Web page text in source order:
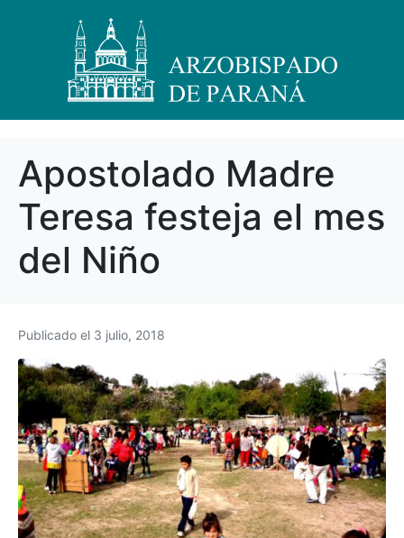
Apostolado Madre
Teresa festeja el mes
del Niño
Publicado el 3 julio, 2018